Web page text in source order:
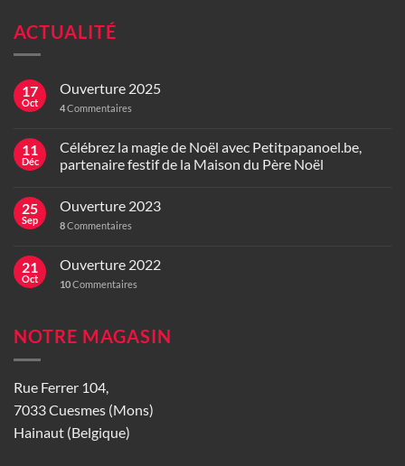
ACTUALITÉ
17
Oct
Ouverture 2025
4Commentaires
11
Déc
Célébrez la magie de Noël avec Petitpapanoel.be,
partenaire festif de la Maison du Père Noël
25
Sep
Ouverture 2023
8Commentaires
21
Oct
Ouverture 2022
10Commentaires
NOTRE MAGASIN
Rue Ferrer 104,
7033 Cuesmes (Mons)
Hainaut (Belgique)